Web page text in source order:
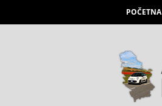
POČETNA